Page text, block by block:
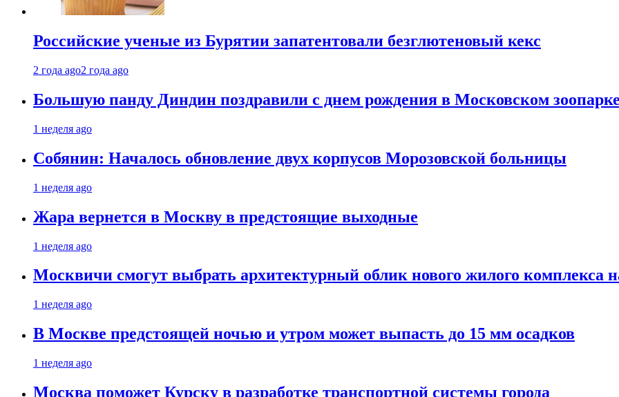
Российские ученые из Бурятии запатентовали безглютеновый кекс
2 года ago2 года ago
Большую панду Диндин поздравили с днем рождения в Московском зоопарке
1 неделя ago
Собянин: Началось обновление двух корпусов Морозовской больницы
1 неделя ago
Жара вернется в Москву в предстоящие выходные
1 неделя ago
Москвичи смогут выбрать архитектурный облик нового жилого комплекса
1 неделя ago
В Москве предстоящей ночью и утром может выпасть до 15 мм осадков
1 неделя ago
Москва поможет Курску в разработке транспортной системы города